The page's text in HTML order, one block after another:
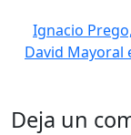
Ignacio
David Mayoral
Deja un